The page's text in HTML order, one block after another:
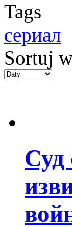
Tags
сериал
Sortuj
Суд